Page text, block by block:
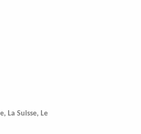
La Suisse, Le